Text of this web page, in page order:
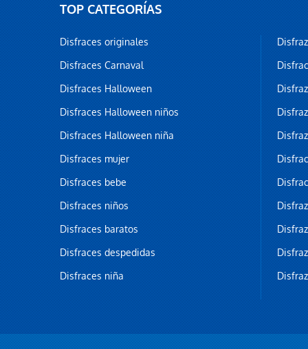
TOP CATEGORÍAS
Disfraces originales
Disfraces Carnaval
Disfraces Halloween
Disfraces Halloween niños
Disfraces Halloween niña
Disfraces mujer
Disfraces bebe
Disfraces niños
Disfraces baratos
Disfraces despedidas
Disfraces niña